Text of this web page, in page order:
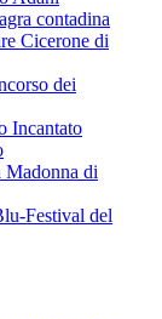
contadina
Cicerone di
dei
Incantato
Madonna di
Festival del